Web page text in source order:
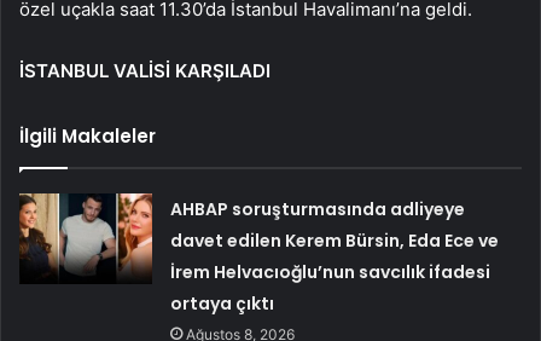
özel uçakla saat 11.30’da İstanbul Havalimanı’na geldi.
İSTANBUL VALİSİ KARŞILADI
İlgili Makaleler
AHBAP soruşturmasında adliyeye
davet edilen Kerem Bürsin, Eda Ece ve
İrem Helvacıoğlu’nun savcılık ifadesi
ortaya çıktı
Ağustos 8, 2026